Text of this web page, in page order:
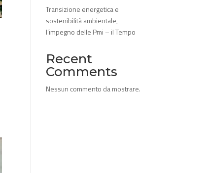
Transizione energetica e
sostenibilità ambientale,
l’impegno delle Pmi – il Tempo
Recent
Comments
Nessun commento da mostrare.